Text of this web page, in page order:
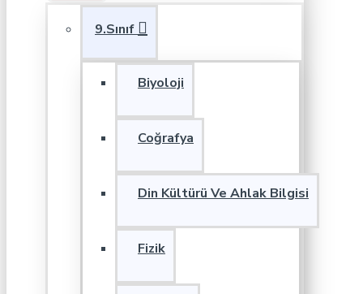
9.Sınıf
Biyoloji
Coğrafya
Din Kültürü Ve Ahlak Bilgisi
Fizik